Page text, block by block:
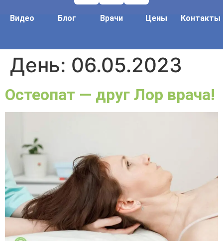
Видео Блог Врачи Цены Контакты
День: 06.05.2023
Остеопат — друг Лор врача!